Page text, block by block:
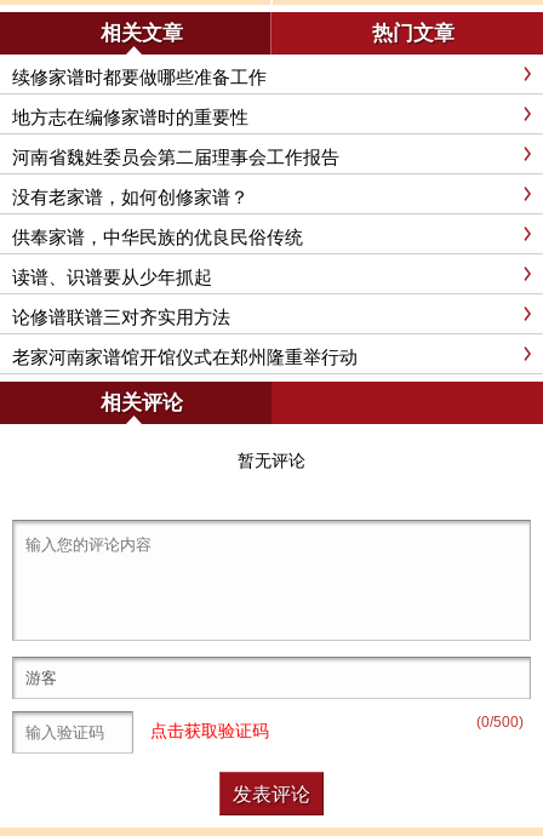
相关文章 热门文章
续修家谱时都要做哪些准备工作
地方志在编修家谱时的重要性
河南省魏姓委员会第二届理事会工作报告
没有老家谱，如何创修家谱？
供奉家谱，中华民族的优良民俗传统
读谱、识谱要从少年抓起
论修谱联谱三对齐实用方法
老家河南家谱馆开馆仪式在郑州隆重举行动
相关评论
暂无评论
(0/500)
点击获取验证码